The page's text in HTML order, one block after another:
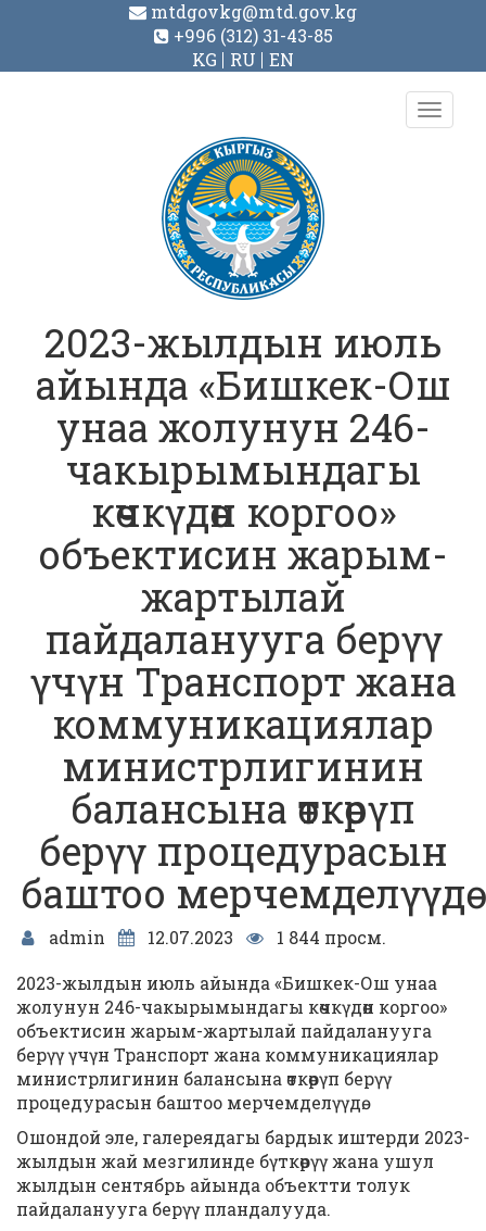
mtdgovkg@mtd.gov.kg
+996 (312) 31-43-85
KG
RU EN
Toggle
2023-жылдын июль
айында «Бишкек-Ош
унаа жолунун 246-
чакырымындагы
көчкүдөн коргоо»
объектисин жарым-
жартылай
пайдаланууга берүү
үчүн Транспорт жана
коммуникациялар
министрлигинин
балансына өткөрүп
берүү процедурасын
баштоо мерчемделүүдө
admin 12.07.2023
1 844 просм.
2023-жылдын июль айында «Бишкек-Ош унаа
жолунун 246-чакырымындагы көчкүдөн коргоо»
объектисин жарым-жартылай пайдаланууга
берүү үчүн Транспорт жана коммуникациялар
министрлигинин балансына өткөрүп берүү
процедурасын баштоо мерчемделүүдө.
Ошондой эле, галереядагы бардык иштерди 2023-
жылдын жай мезгилинде бүткөрүү жана ушул
жылдын сентябрь айында объектти толук
пайдаланууга берүү пландалууда.